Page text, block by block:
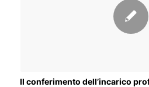
Il conferimento dell’incarico